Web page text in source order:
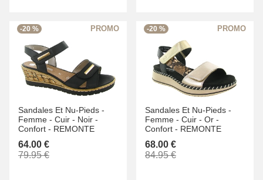
-20 %
Sandales Et Nu-Pieds -
Femme - Cuir - Noir -
Confort - REMONTE
64.00 €
79.95 €
-20 %
Sandales Et Nu-Pieds -
Femme - Cuir - Or -
Confort - REMONTE
68.00 €
84.95 €